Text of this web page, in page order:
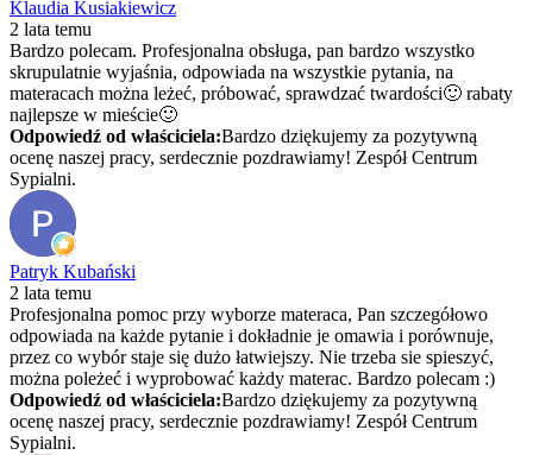
Klaudia Kusiakiewicz
2 lata temu
Bardzo polecam. Profesjonalna obsługa, pan bardzo wszystko
skrupulatnie wyjaśnia, odpowiada na wszystkie pytania, na
materacach można leżeć, próbować, sprawdzać twardości🙂 rabaty
najlepsze w mieście🙂
Odpowiedź od właściciela:Bardzo dziękujemy za pozytywną
ocenę naszej pracy, serdecznie pozdrawiamy! Zespół Centrum
Sypialni.
Patryk Kubański
2 lata temu
Profesjonalna pomoc przy wyborze materaca, Pan szczegółowo
odpowiada na każde pytanie i dokładnie je omawia i porównuje,
przez co wybór staje się dużo łatwiejszy. Nie trzeba sie spieszyć,
można poleżeć i wyprobować każdy materac. Bardzo polecam :)
Odpowiedź od właściciela:Bardzo dziękujemy za pozytywną
ocenę naszej pracy, serdecznie pozdrawiamy! Zespół Centrum
Sypialni.